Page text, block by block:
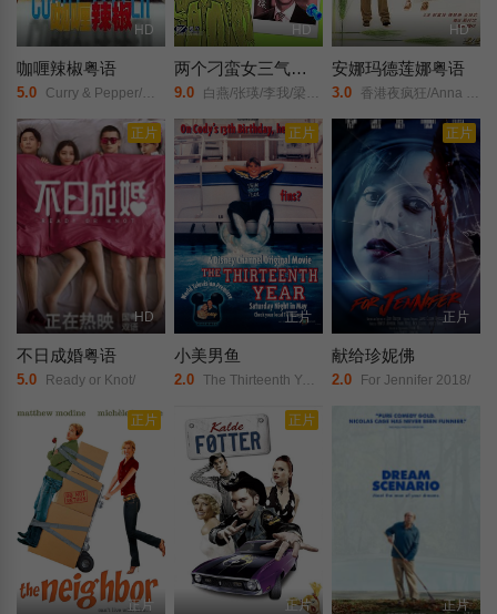
HD
咖喱辣椒粤语
5.0 Curry & Pepper/Curry and Pepper/
HD
两个刁蛮女三气萧月白粤语
9.0 白燕/张瑛/李我/梁无相/
HD
安娜玛德莲娜粤语
3.0 香港夜疯狂/Anna Madelina/Anna Magdalena/
正片
HD
不日成婚粤语
5.0 Ready or Knot/
正片
正片
小美男鱼
2.0 The Thirteenth Year 1999/
正片
正片
献给珍妮佛
2.0 For Jennifer 2018/
正片
正片
正片
正片 正片